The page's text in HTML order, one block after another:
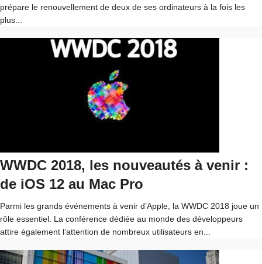
prépare le renouvellement de deux de ses ordinateurs à la fois les
plus...
WWDC 2018, les nouveautés à venir :
de iOS 12 au Mac Pro
Parmi les grands événements à venir d’Apple, la WWDC 2018 joue un
rôle essentiel. La conférence dédiée au monde des développeurs
attire également l’attention de nombreux utilisateurs en...